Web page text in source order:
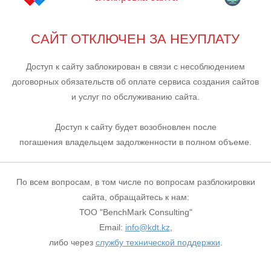
САЙТ ОТКЛЮЧЕН ЗА НЕУПЛАТУ
Доступ к сайту заблокирован в связи с несоблюдением
договорных обязательств об оплате сервиса создания сайтов
и услуг по обслуживанию сайта.
Доступ к сайту будет возобновлен после
погашения владельцем задолженности в полном объеме.
По всем вопросам, в том числе по вопросам разблокировки
сайта, обращайтесь к нам:
ТОО "BenchMark Consulting"
Email: info@kdt.kz,
либо через службу технической поддержки.